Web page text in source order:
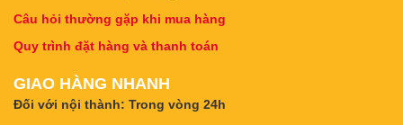
Câu hỏi thường gặp khi mua hàng
Quy trình đặt hàng và thanh toán
GIAO HÀNG NHANH
Đối với nội thành: Trong vòng 24h